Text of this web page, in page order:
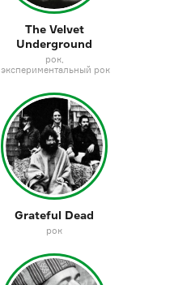
The Velvet
Underground
рок
экспериментальный рок
Grateful Dead
рок